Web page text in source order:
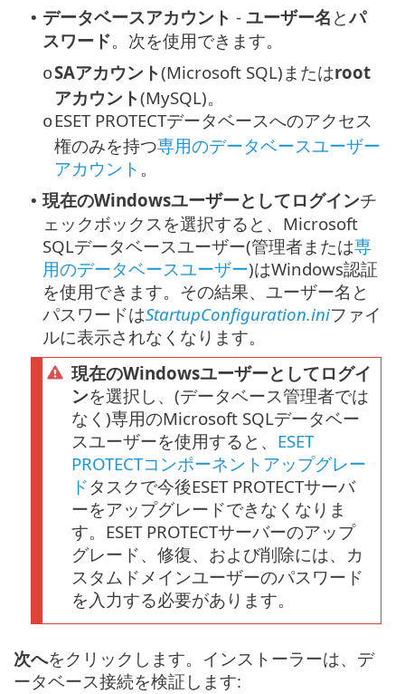
• データベースアカウント - ユーザー名 とパ
スワード。次を使用できます。
oSAアカウント(Microsoft SQL)またはroot
アカウント(MySQL)。
oESET PROTECTデータベースへのアクセス
権のみを持つ専用のデータベースユーザー
アカウント 。
• 現在のWindowsユーザーとしてログインチ
ェックボックスを選択すると、Microsoft
SQLデータベースユーザー(管理者または専
用のデータベースユーザー)はWindows認証
を使用できます。その結果、ユーザー名と
パスワードはStartupConfiguration.iniファイ
ルに表示されなくなります。
現在のWindowsユーザーとしてログイ
ンを選択し、(データベース管理者では
なく)専用のMicrosoft SQLデータベー
スユーザーを使用すると、 ESET
PROTECTコンポーネントアップグレー
ドタスクで今後ESET PROTECTサーバ
ーをアップグレードできなくなりま
す。ESET PROTECTサーバーのアップ
グレード、修復、および削除には、カ
スタムドメインユーザーのパスワード
を入力する必要があります。
次へをクリックします。インストーラーは、デ
ータベース接続を検証します: